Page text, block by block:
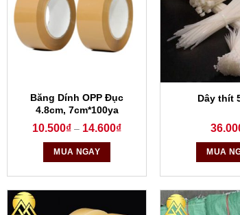
Băng Dính OPP Đục
4.8cm, 7cm*100ya
10.500₫ – 14.600₫
MUA NGAY
Dây thít
MUA